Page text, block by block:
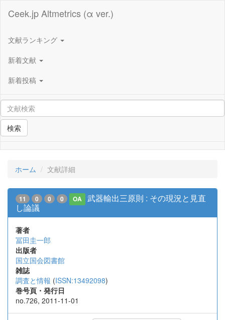
Ceek.jp Altmetrics (α ver.)
文献ランキング
新着文献
新着投稿
検索
ホーム 文献詳細
11 0 0 0 OA
武器輸出三原則 : その現況と見直
し論議
著者
冨田圭一郎
出版者
国立国会図書館
雑誌
調査と情報 (ISSN:13492098)
巻号頁・発行日
no.726, 2011-11-01